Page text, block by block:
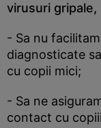
virusuri
- Sa nu
diagnosticate
cu copii mici;
- Sa ne
contact cu